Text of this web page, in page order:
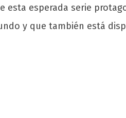
esperada serie
y que también está